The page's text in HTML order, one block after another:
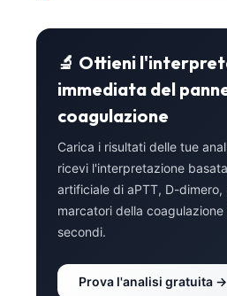
🔬 Ottieni
immediata del
coagulazione
Carica i risultati delle tue
ricevi l'interpretazione
artificiale di aPTT, D-
marcatori della
secondi.
Prova l'analisi gratuita →